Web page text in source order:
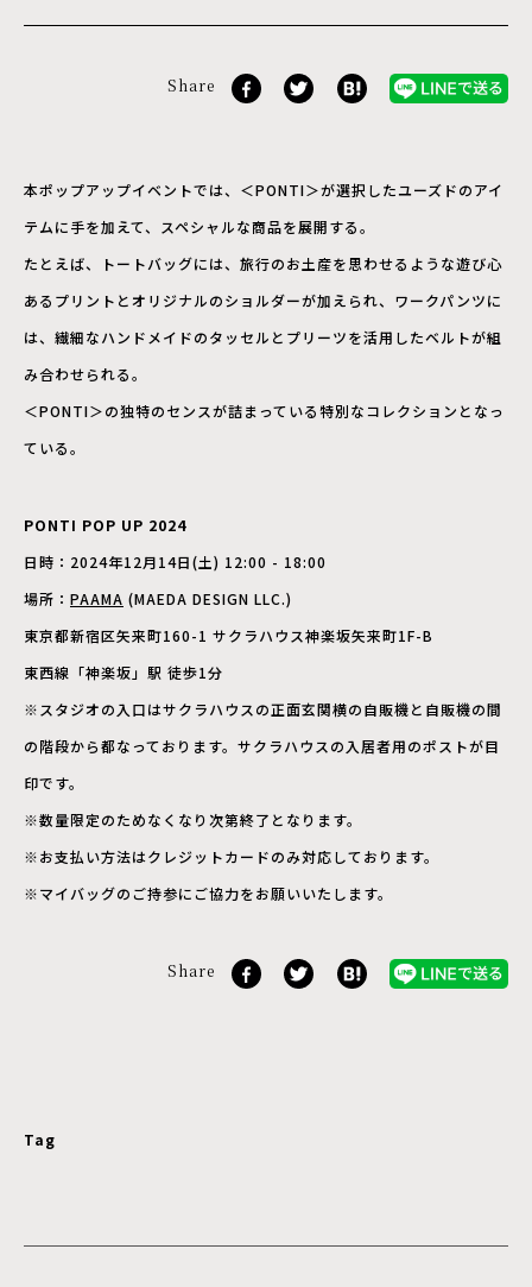
Share
本ポップアップイベントでは、＜PONTI＞が選択したユーズドのアイ
テムに手を加えて、スペシャルな商品を展開する。
たとえば、トートバッグには、旅行のお土産を思わせるような遊び心
あるプリントとオリジナルのショルダーが加えられ、ワークパンツに
は、繊細なハンドメイドのタッセルとプリーツを活用したベルトが組
み合わせられる。
＜PONTI＞の独特のセンスが詰まっている特別なコレクションとなっ
ている。
PONTI POP UP 2024
日時：2024年12月14日(土) 12:00 - 18:00
場所： PAAMA (MAEDA DESIGN LLC.)
東京都新宿区矢来町160-1 サクラハウス神楽坂矢来町1F-B
東西線「神楽坂」駅 徒歩1分
※スタジオの入口はサクラハウスの正面玄関横の自販機と自販機の間
の階段から都なっております。サクラハウスの入居者用のポストが目
印です。
※数量限定のためなくなり次第終了となります。
※お支払い方法はクレジットカードのみ対応しております。
※マイバッグのご持参にご協力をお願いいたします。
Share
Tag